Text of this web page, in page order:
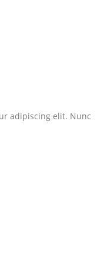
adipiscing elit. Nunc